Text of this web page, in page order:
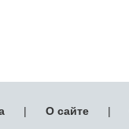
| О сайте |